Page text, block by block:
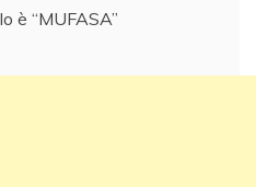
è “MUFASA”